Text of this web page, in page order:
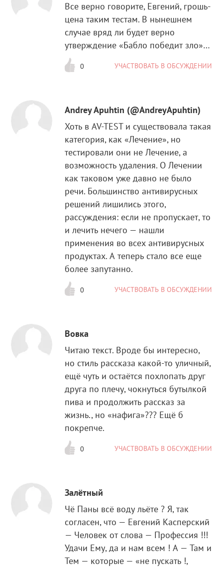
Все верно говорите, Евгений, грошь-
цена таким тестам. В нынешнем
случае вряд ли будет верно
утверждение «Бабло победит зло»…
0 УЧАСТВОВАТЬ В ОБСУЖДЕНИИ
Andrey Apuhtin (@AndreyApuhtin)
Хоть в AV-TEST и существовала такая
категория, как «Лечение», но
тестировали они не Лечение, а
возможность удаления. О Лечении
как таковом уже давно не было
речи. Большинство антивирусных
решений лишились этого,
рассуждения: если не пропускает, то
и лечить нечего — нашли
применения во всех антивирусных
продуктах. А теперь стало все еще
более запутанно.
0 УЧАСТВОВАТЬ В ОБСУЖДЕНИИ
Вовка
Читаю текст. Вроде бы интересно,
но стиль рассказа какой-то уличный,
ещё чуть и остаётся похлопать друг
друга по плечу, чокнуться бутылкой
пива и продолжить рассказ за
жизнь., но «нафига»??? Ещё б
покрепче.
0 УЧАСТВОВАТЬ В ОБСУЖДЕНИИ
Залётный
Чё Паны всё воду льёте ? Я, так
согласен, что — Евгений Касперский
— Человек от слова — Профессия !!!
Удачи Ему, да и нам всем ! А — Там и
Тем — которые — «не пускать !,